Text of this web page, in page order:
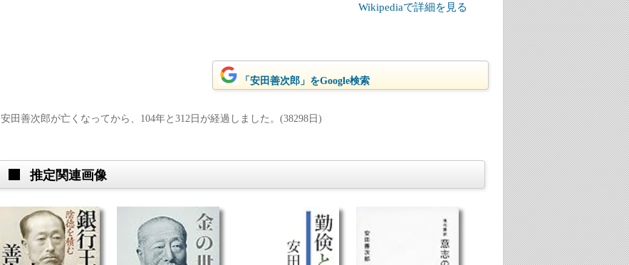
Wikipediaで詳細を見る
「安田善次郎」をGoogle検索
安田善次郎が亡くなってから、104年と312日が経過しました。(38298日)
推定関連画像